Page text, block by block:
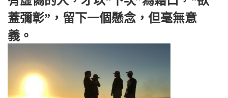
蓋彌彰”，留下一個懸念，但毫無意
義。